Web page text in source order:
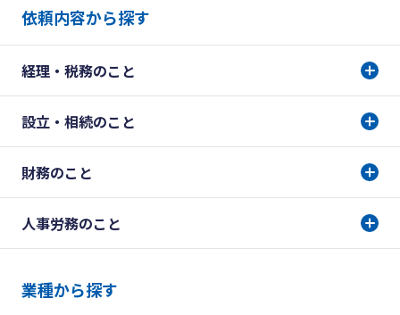
依頼内容から探す
経理・税務のこと
設立・相続のこと
財務のこと
人事労務のこと
業種から探す